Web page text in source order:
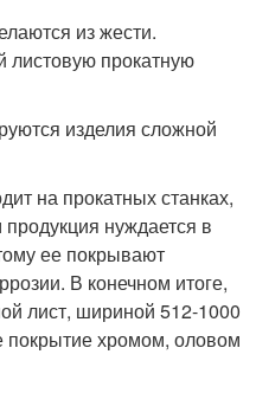
из жести.
листовую прокатную
изделия сложной
на прокатных станках,
нуждается в
ее покрывают
В конечном итоге,
лист, шириной 512-1000
покрытие хромом, оловом